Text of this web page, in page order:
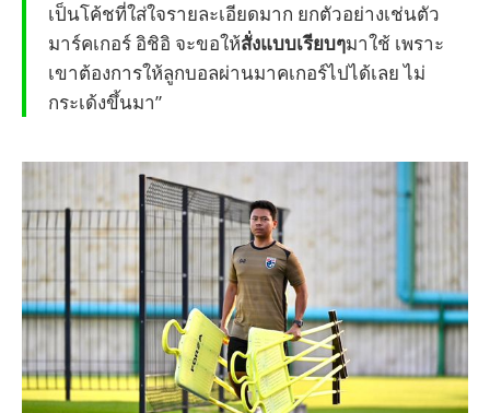
เป็นโค้ชที่ใส่ใจรายละเอียดมาก ยกตัวอย่างเช่นตัว
มาร์คเกอร์ อิชิอิ จะขอให้สั่งแบบเรียบๆมาใช้ เพราะ
เขาต้องการให้ลูกบอลผ่านมาคเกอร์ไปได้เลย ไม่
กระเด้งขึ้นมา”